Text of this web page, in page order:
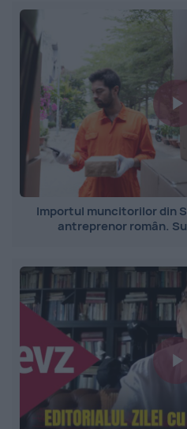
Importul muncitorilor din
antreprenor român.